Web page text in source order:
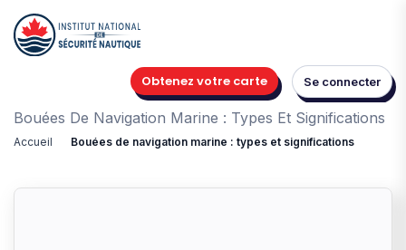
Obtenez votre carte Se connecter
Bouées De Navigation Marine : Types Et Significations
Accueil Bouées de navigation marine : types et significations